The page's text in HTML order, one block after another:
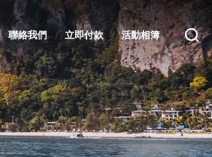
聯絡我們 立即付款 活動相簿